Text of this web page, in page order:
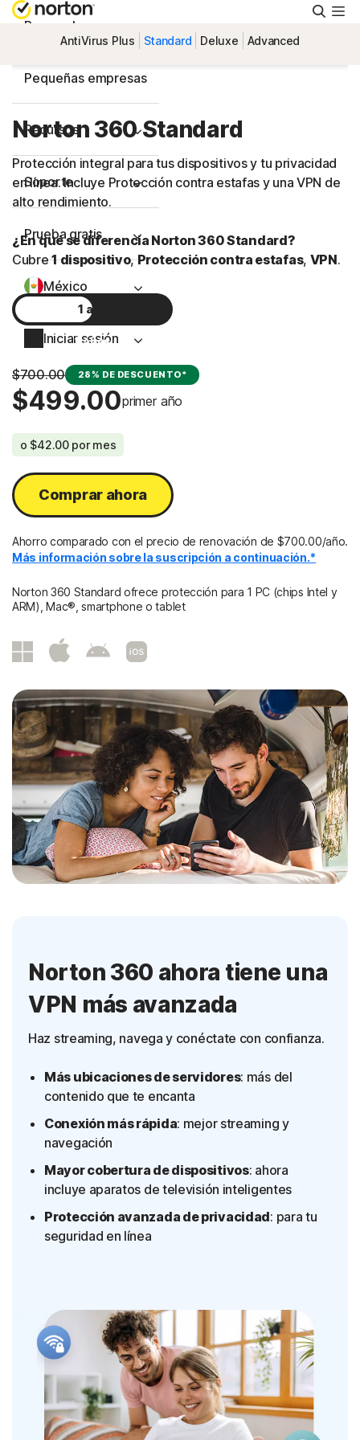
Personal
Pequeñas empresas
Recursos
Soporte
Prueba gratis
México
Iniciar sesión
AntiVirus Plus Standard Deluxe Advanced
Norton 360 Standard
Protección integral para tus dispositivos y tu privacidad
en línea. Incluye Protección contra estafas y una VPN de
alto rendimiento.
¿En qué se diferencia Norton 360 Standard?
Cubre1 dispositivo,Protección contra estafas, VPN.
1 año
2 años
$700.00 28% DE DESCUENTO*
$499.00primer año
o $42.00 por mes
Comprar ahora
Ahorro comparado con el precio de renovación de $700.00/año.
Más información sobre la suscripción a continuación.*
Norton 360 Standard ofrece protección para 1 PC (chips Intel y
ARM), Mac®, smartphone o tablet
Norton 360 ahora tiene una
VPN más avanzada
Haz streaming, navega y conéctate con confianza.
Más ubicaciones de servidores: más del
contenido que te encanta
Conexión más rápida: mejor streaming y
navegación
Mayor cobertura de dispositivos: ahora
incluye aparatos de televisión inteligentes
Protección avanzada de privacidad: para tu
seguridad en línea